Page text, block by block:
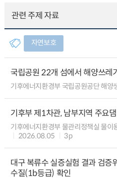
관련 주제 자료
자연보호
국립공원 22개 섬에서 해양쓰레
기후에너지환경부 국립공원공단 해양
기후부 제1차관, 남부지역 주요
기후에너지환경부 물관리정책실 물이
2026.08.05
3p
대구 복류수 실증실험 결과 검
수질(1b등급) 확인